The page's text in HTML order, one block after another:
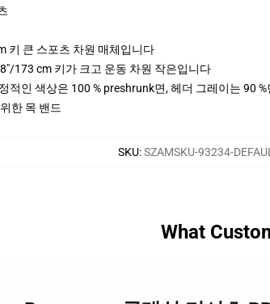
키 큰 스포츠 차원 매체입니다
173 cm 키가 크고 운동 차원 작은입니다
적인 색상은 100 % preshrunk면, 헤더 그레이는 90
한 목 밴드
SKU:SZAMSKU-93234-
What